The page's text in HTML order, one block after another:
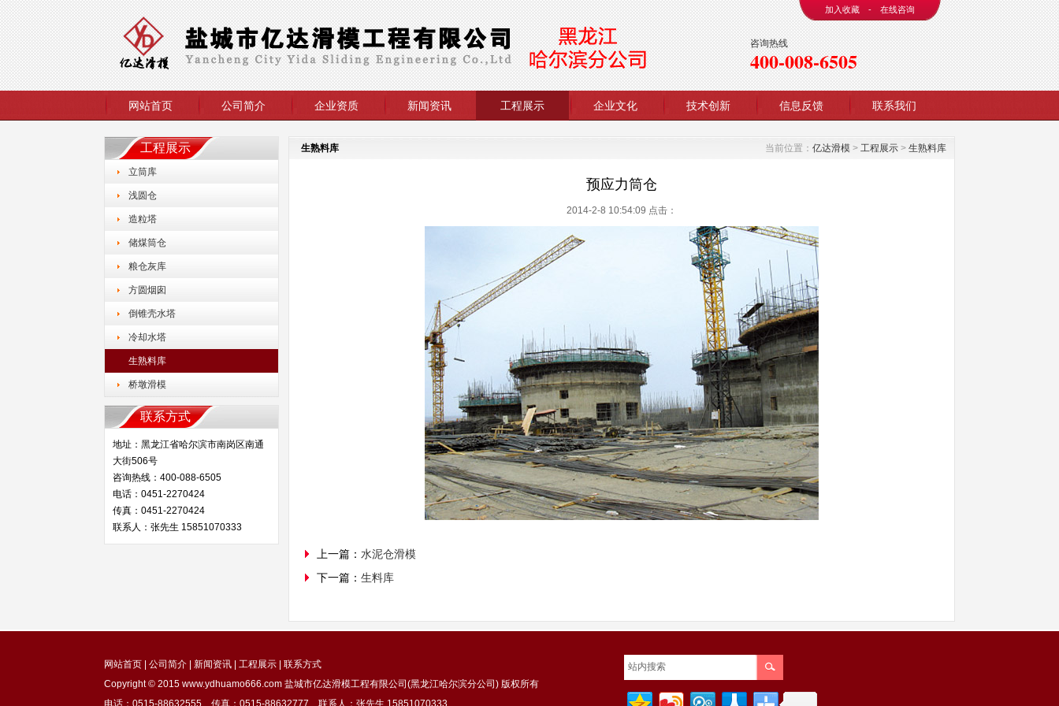
加入收藏- 在线咨询
咨询热线
400-008-6505
网站首页 公司简介 企业资质 新闻资讯 工程展示 企业文化 技术创新 信息反馈 联系我们
工程展示
立筒库
浅圆仓
造粒塔
储煤筒仓
粮仓灰库
方圆烟囱
倒锥壳水塔
冷却水塔
生熟料库
桥墩滑模
联系方式
地址：黑龙江省哈尔滨市南岗区南通
大街506号
咨询热线：400-088-6505
电话：0451-2270424
传真：0451-2270424
联系人：张先生 15851070333
当前位置： 亿达滑模 > 工程展示 > 生熟料库
生熟料库
预应力筒仓
2014-2-8 10:54:09 点击：
上一篇： 水泥仓滑模
下一篇： 生料库
网站首页 公司简介 新闻资讯 工程展示
联系方式
Copyright © 2015 www.ydhuamo666.com 盐城市亿达滑模工程有限公司(黑龙江哈尔滨分公司) 版权所有
电话：0515-88632555 传真：0515-88632777 联系人：张先生 15851070333